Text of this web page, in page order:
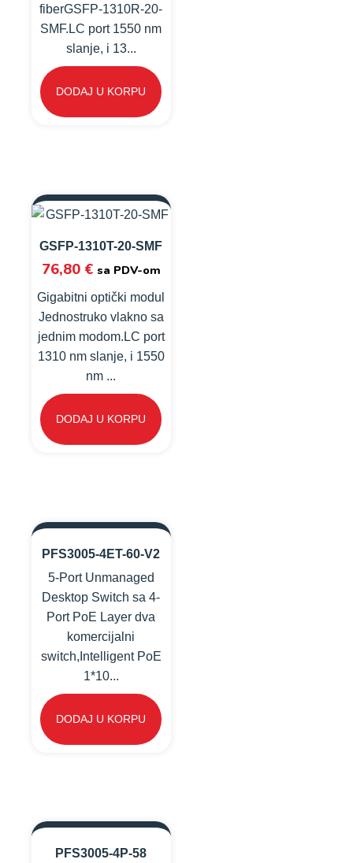
fiberGSFP-1310R-20-
SMF.LC port 1550 nm
slanje, i 13...
DODAJ U KORPU
GSFP-1310T-20-SMF
76,80 € sa PDV-om
Gigabitni optički modul
Jednostruko vlakno sa
jednim modom.LC port
1310 nm slanje, i 1550
nm ...
DODAJ U KORPU
PFS3005-4ET-60-V2
5-Port Unmanaged
Desktop Switch sa 4-
Port PoE Layer dva
komercijalni
switch,Intelligent PoE
1*10...
DODAJ U KORPU
PFS3005-4P-58